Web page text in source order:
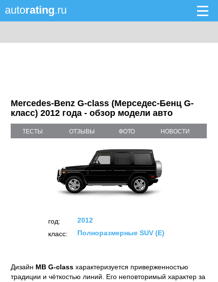
autorating.ru
Mercedes-Benz G-class (Мерседес-Бенц G-
класс) 2012 года - обзор модели авто
ТЕСТЫ ОТЗЫВЫ ФОТО НОВОСТИ
год:
2012
класс:
Полноразмерные SUV (E)
Дизайн MB G-class характеризуется приверженностью
традиции и чёткостью линий. Его неповторимый характер за